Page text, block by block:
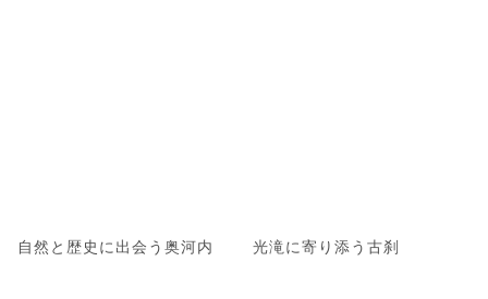
自然と歴史に出会う奥河内 光滝に寄り添う古刹